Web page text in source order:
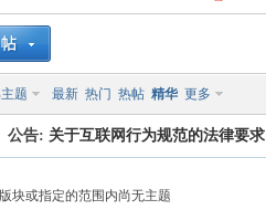
题 最新 热门 热帖 精华 更多
公告: 关于互联网行为规范的法律要求
块或指定的范围内尚无主题